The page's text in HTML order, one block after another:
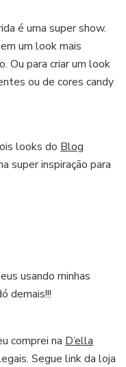
é uma super show.
um look mais
Ou para criar um look
ou de cores candy
looks do Blog
super inspiração para
usando minhas
demais!!!
comprei na D’ella
Segue link da loja